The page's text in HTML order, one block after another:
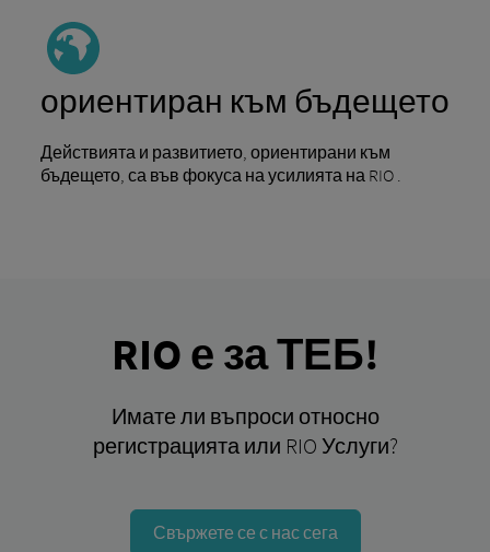
ориентиран към бъдещето
Действията и развитието, ориентирани към
бъдещето, са във фокуса на усилията на RIO .
RIO е за ТЕБ!
Имате ли въпроси относно
регистрацията или RIO Услуги?
Свържете се с нас сега